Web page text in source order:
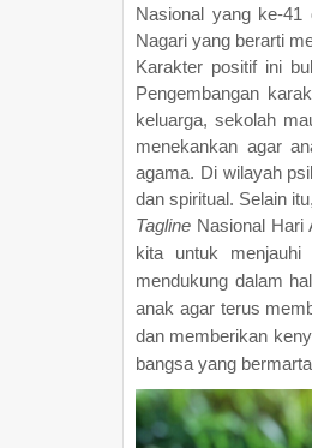
Nasional yang ke-41
Nagari yang berarti
Karakter positif ini
Pengembangan
keluarga, sekolah
menekankan agar
agama. Di wilayah
dan spiritual. Selain
Tagline Nasional Hari
kita untuk menjauhi
mendukung dalam
anak agar terus
dan memberikan
bangsa yang